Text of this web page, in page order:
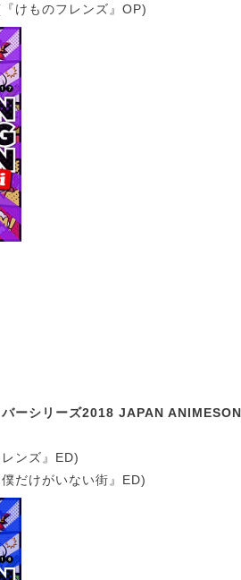
けものフレンズ』OP)
ーシリーズ2018 JAPAN
ンズ』ED)
だけがいない街』ED)